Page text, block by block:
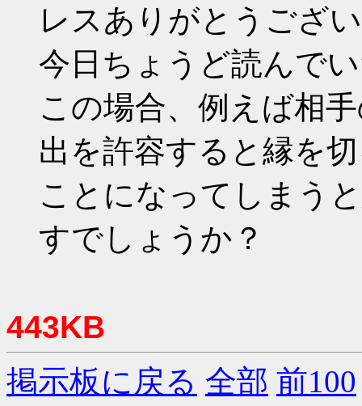
レスありがとうござ
今日ちょうど読んで
この場合、例えば相
出を許容すると縁を
ことになってしまう
すでしょうか？
443KB
掲示板に戻る 全部 前100